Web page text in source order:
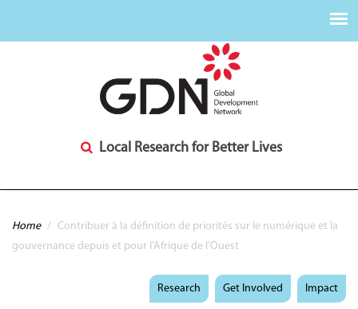
Local Research for Better Lives
You are here
Home /
Contribuer à la définition de priorités sur le numérique et la
gouvernance depuis et pour l’Afrique de l’Ouest
Research Get Involved Impact